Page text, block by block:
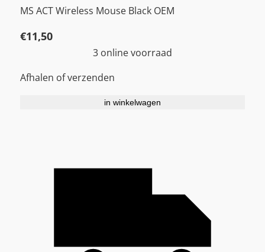
MS ACT Wireless Mouse Black OEM
€11,50
3 online voorraad
Afhalen of verzenden
in winkelwagen